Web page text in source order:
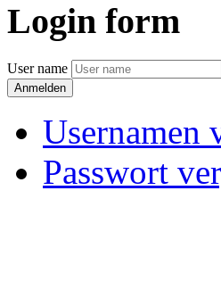
Login form
User name
Anmelden
Usernamen
Passwort